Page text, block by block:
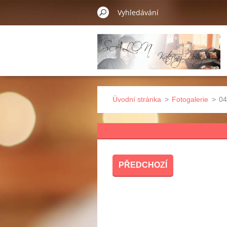
Úvodní stránka > Fotogalerie >
PŘEDCHOZÍ